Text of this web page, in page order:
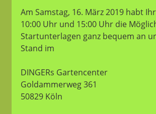
Am Samstag, 16. März 2019 habt
10:00 Uhr und 15:00 Uhr die
Startunterlagen ganz bequem an
Stand im
DINGERs Gartencenter
Goldammerweg 361
50829 Köln